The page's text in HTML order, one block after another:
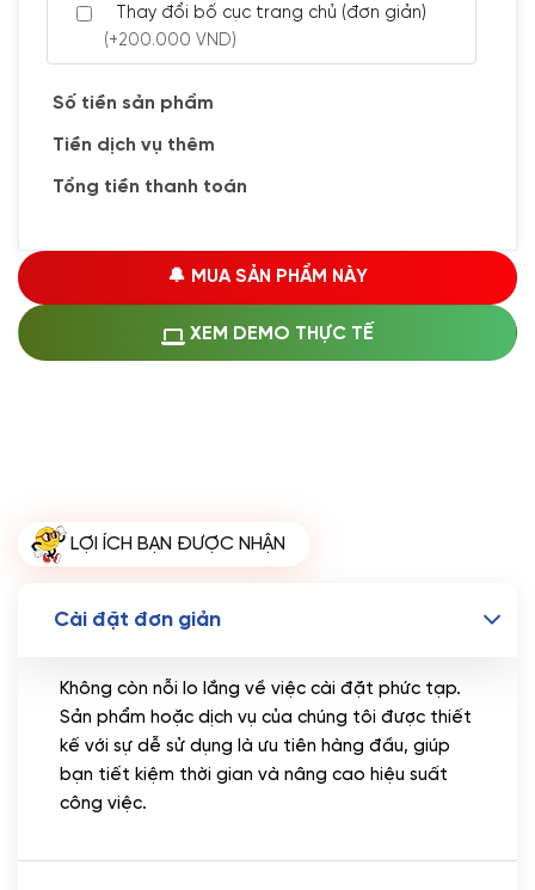
Thay đổi bố cục trang chủ (đơn giản)
(+200.000 VND)
(+300.000 VND)
🔰 CÀI ĐẶT PLUGINS
Cài đặt plugin theo yêu cầu
Cài plugin xử lý thanh toán tự động qua
ngân hàng vietcombank, techcombank,
Zalopay, QR code...(+1.500.000 VND)
🔰 MUA KÈM DỊCH VỤ
hosting
Tên miền Quốc tế
Số tiền sản phẩm
Tiền dịch vụ thêm
Tổng tiền thanh toán
🔔 MUA SẢN PHẨM NÀY
XEM DEMO THỰC TẾ
LỢI ÍCH BẠN ĐƯỢC NHẬN
Cài đặt đơn giản
Không còn nỗi lo lắng về việc cài đặt phức tạp.
Sản phẩm hoặc dịch vụ của chúng tôi được thiết
kế với sự dễ sử dụng là ưu tiên hàng đầu, giúp
bạn tiết kiệm thời gian và nâng cao hiệu suất
công việc.